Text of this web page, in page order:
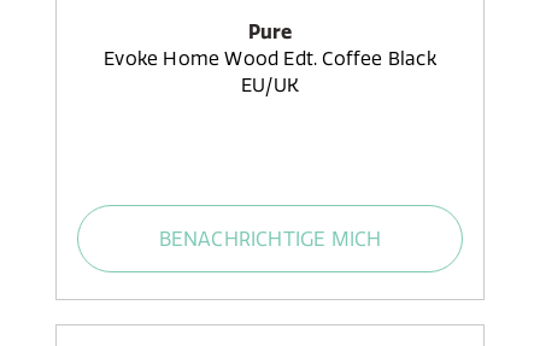
Pure
Evoke Home Wood Edt. Coffee Black
EU/UK
BENACHRICHTIGE MICH